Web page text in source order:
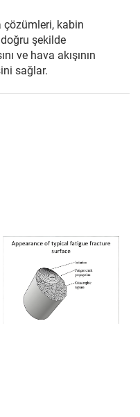
çözümleri, kabin
doğru şekilde
ve hava akışının
sağlar.